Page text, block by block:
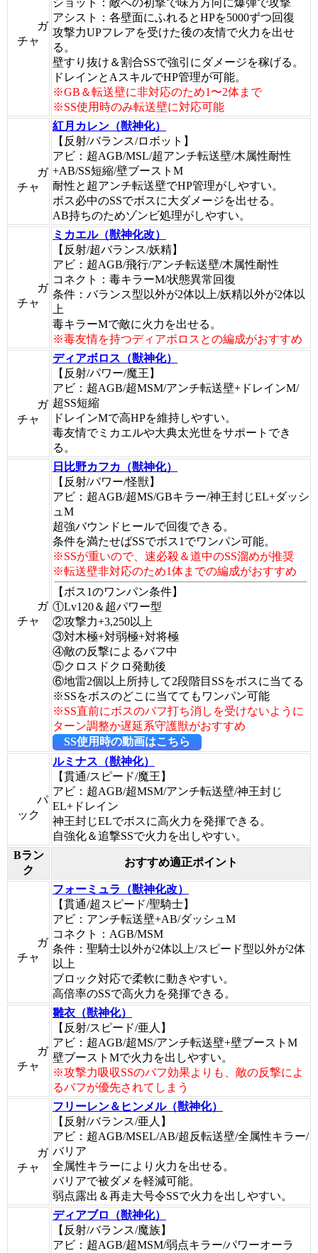
ガ
チャ
ショット：敵への初撃で味方方向に爆弾で攻撃
アシスト：各壁面にふれるとHPを5000ずつ回復
攻撃力UPフレアを受けた後の友情で火力を出せ
る。
壁すり抜け＆割合SSで強引にダメージを稼げる。
ドレインとAスキルでHP管理が可能。
※GB＆転送壁に非対応のため1〜2体まで
※SS使用時のみ転送壁に対応可能
ガ
チャ
紅月カレン（獣神化）
【反射/バランス/ロボット】
アビ：超AGB/MSL/超アンチ転送壁/木属性耐性
+AB/SS短縮/壁ブーストM
耐性と超アンチ転送壁でHP管理がしやすい。
ボス必中のSSでボスに大ダメージを出せる。
AB持ちのためゾンビ処理がしやすい。
ガ
チャ
ミカエル（獣神化改）
【反射/超バランス/妖精】
アビ：超AGB/飛行/アンチ転送壁/木属性耐性
コネクト：毒キラーM/状態異常回復
条件：バランス型以外が2体以上/妖精以外が2体以
上
毒キラーMで敵に火力を出せる。
※毒友情を持つディアボロスとの編成がおすすめ
ガ
チャ
ディアボロス（獣神化）
【反射/パワー/魔王】
アビ：超AGB/超MSM/アンチ転送壁+ドレインM/
超SS短縮
ドレインMで高HPを維持しやすい。
毒友情でミカエルや大典太光世をサポートでき
る。
ガ
チャ
日比野カフカ（獣神化）
【反射/パワー/怪獣】
アビ：超AGB/超MS/GBキラー/神王封じEL+ダッシ
ュM
超強バウンドヒールで回復できる。
条件を満たせばSSでボス1でワンパン可能。
※SSが重いので、速必殺＆道中のSS溜めが推奨
※転送壁非対応のため1体までの編成がおすすめ
【ボス1のワンパン条件】
①Lv120＆超パワー型
②攻撃力+3,250以上
③対木極+対弱極+対将極
④敵の反撃によるバフ中
⑤クロスドクロ発動後
⑥地雷2個以上所持して2段階目SSをボスに当てる
※SSをボスのどこに当ててもワンパン可能
※SS直前にボスのバフ打ち消しを受けないように
ターン調整か遅延系守護獣がおすすめ
SS使用時の動画はこちら
パ
ック
ルミナス（獣神化）
【貫通/スピード/魔王】
アビ：超AGB/超MSM/アンチ転送壁/神王封じ
EL+ドレイン
神王封じELでボスに高火力を発揮できる。
自強化＆追撃SSで火力を出しやすい。
Bラン
ク
おすすめ適正ポイント
ガ
チャ
フォーミュラ（獣神化改）
【貫通/超スピード/聖騎士】
アビ：アンチ転送壁+AB/ダッシュM
コネクト：AGB/MSM
条件：聖騎士以外が2体以上/スピード型以外が2体
以上
ブロック対応で柔軟に動きやすい。
高倍率のSSで高火力を発揮できる。
ガ
チャ
雛衣（獣神化）
【反射/スピード/亜人】
アビ：超AGB/超MS/アンチ転送壁+壁ブーストM
壁ブーストMで火力を出しやすい。
※攻撃力吸収SSのバフ効果よりも、敵の反撃によ
るバフが優先されてしまう
ガ
チャ
フリーレン＆ヒンメル（獣神化）
【反射/バランス/亜人】
アビ：超AGB/MSEL/AB/超反転送壁/全属性キラー/
バリア
全属性キラーにより火力を出せる。
バリアで被ダメを軽減可能。
弱点露出＆再走大号令SSで火力を出しやすい。
ディアブロ（獣神化）
【反射/バランス/魔族】
アビ：超AGB/超MSM/弱点キラー/パワーオーラ